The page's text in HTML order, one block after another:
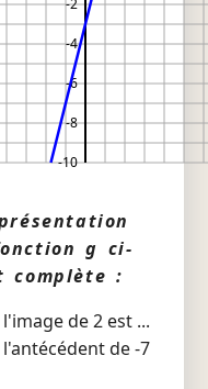
-10
-8
-6
-4
g ci-
complète :
de 2 est ...
de -7